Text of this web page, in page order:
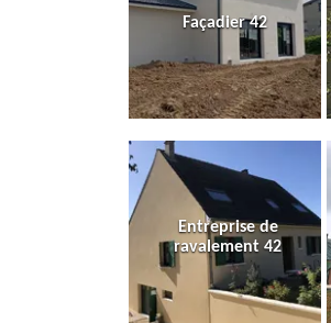
Façadier 42
Entreprise de
ravalement 42